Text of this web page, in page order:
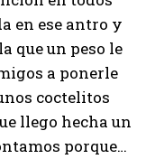
en ese antro y
que un peso le
a ponerle
coctelitos
llego hecha un
porque…